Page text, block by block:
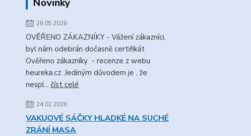
26.05.2026
OVĚŘENO ZÁKAZNÍKY - Vážení zákazníci,
byl nám odebrán dočasně certifikát
Ověřeno zákazníky - recenze z webu
heureka.cz. Jediným důvodem je , že
nespl... číst celé
24.02.2026
VAKUOVÉ SÁČKY HLADKÉ NA SUCHÉ
ZRÁNÍ MASA